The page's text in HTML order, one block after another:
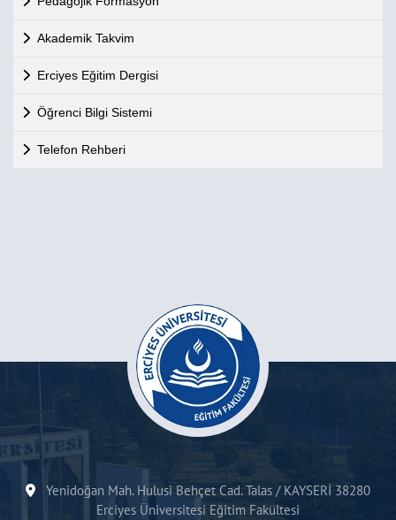
Akademik Takvim
Erciyes Eğitim Dergisi
Öğrenci Bilgi Sistemi
Telefon Rehberi
Yenidoğan Mah. Hulusi Behçet Cad. Talas / KAYSERİ 38280
Erciyes Üniversitesi Eğitim Fakültesi